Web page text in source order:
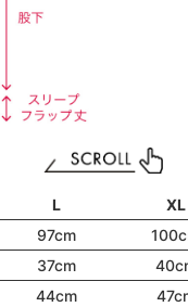
L
XL
97cm
37cm
44cm